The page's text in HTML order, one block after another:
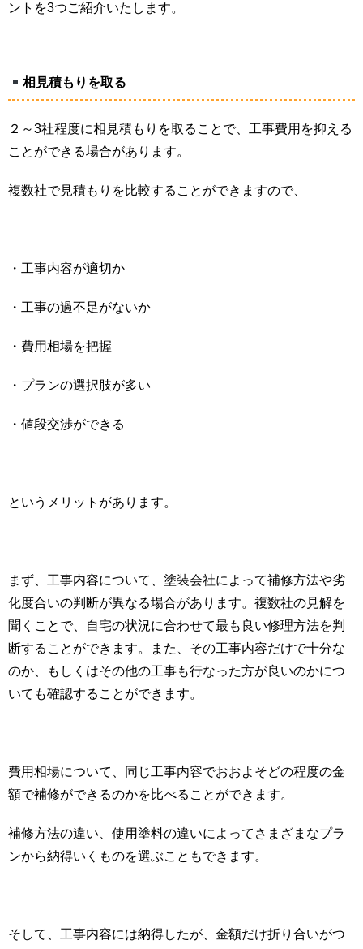
ントを3つご紹介いたします。
相見積もりを取る
２～3社程度に相見積もりを取ることで、工事費用を抑える
ことができる場合があります。
複数社で見積もりを比較することができますので、
・工事内容が適切か
・工事の過不足がないか
・費用相場を把握
・プランの選択肢が多い
・値段交渉ができる
というメリットがあります。
まず、工事内容について、塗装会社によって補修方法や劣
化度合いの判断が異なる場合があります。複数社の見解を
聞くことで、自宅の状況に合わせて最も良い修理方法を判
断することができます。また、その工事内容だけで十分な
のか、もしくはその他の工事も行なった方が良いのかにつ
いても確認することができます。
費用相場について、同じ工事内容でおおよそどの程度の金
額で補修ができるのかを比べることができます。
補修方法の違い、使用塗料の違いによってさまざまなプラ
ンから納得いくものを選ぶこともできます。
そして、工事内容には納得したが、金額だけ折り合いがつ